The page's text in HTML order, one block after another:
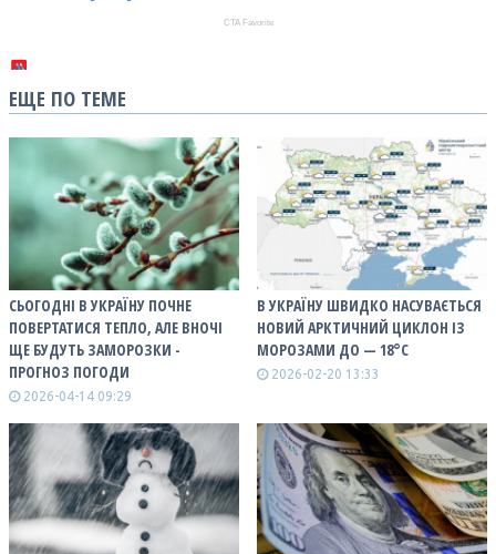
ЕЩЕ ПО ТЕМЕ
СЬОГОДНІ В УКРАЇНУ ПОЧНЕ
ПОВЕРТАТИСЯ ТЕПЛО, АЛЕ ВНОЧІ
ЩЕ БУДУТЬ ЗАМОРОЗКИ -
ПРОГНОЗ ПОГОДИ
2026-04-14 09:29
В УКРАЇНУ ШВИДКО НАСУВАЄТЬСЯ
НОВИЙ АРКТИЧНИЙ ЦИКЛОН ІЗ
МОРОЗАМИ ДО — 18°С
2026-02-20 13:33